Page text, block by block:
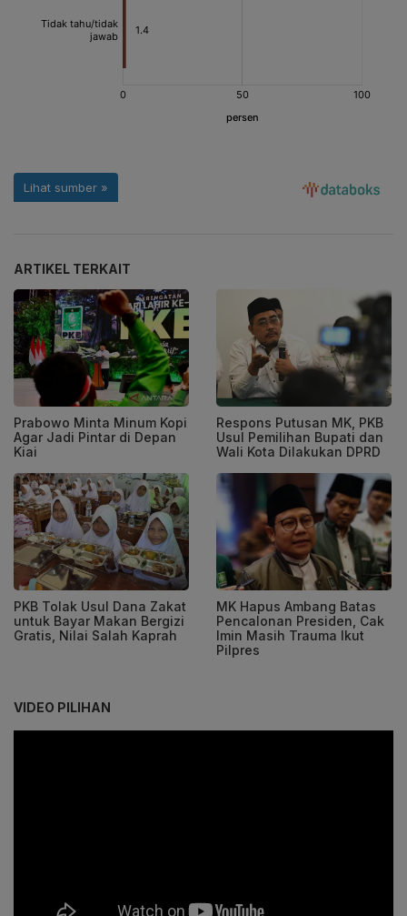
ARTIKEL TERKAIT
Prabowo Minta Minum Kopi
Agar Jadi Pintar di Depan
Kiai
Respons Putusan MK, PKB
Usul Pemilihan Bupati dan
Wali Kota Dilakukan DPRD
PKB Tolak Usul Dana Zakat
untuk Bayar Makan Bergizi
Gratis, Nilai Salah Kaprah
MK Hapus Ambang Batas
Pencalonan Presiden, Cak
Imin Masih Trauma Ikut
Pilpres
VIDEO PILIHAN